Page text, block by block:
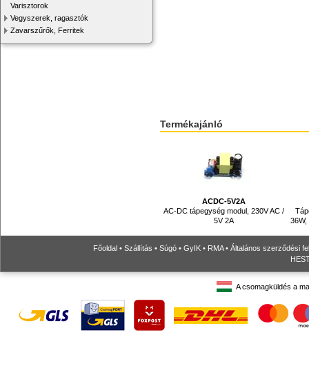
Varisztorok
Vegyszerek, ragasztók
Zavarszűrők, Ferritek
Termékajánló
ACDC-5V2A
AC-DC tápegység modul, 230V AC /
5V 2A
Főoldal • Szállítás • Súgó • GyIK • RMA• Általános szerződési
A csomagküldés a